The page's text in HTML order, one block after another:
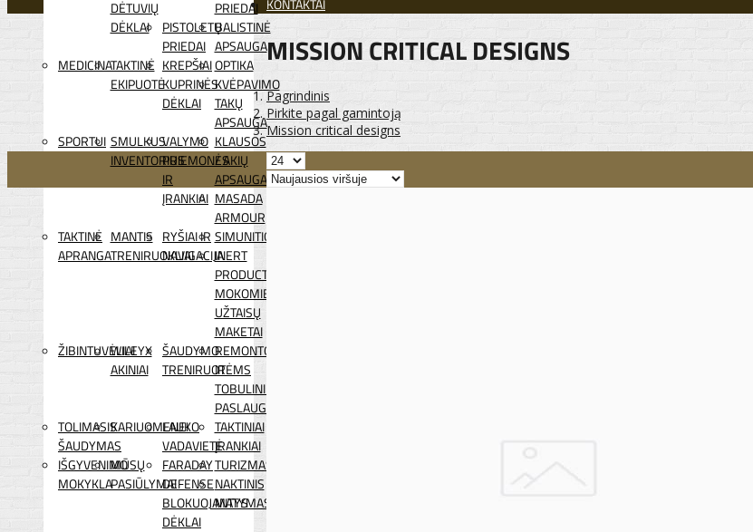
DĖTUVIŲ
DĖKLAI
PRIEDAI
PISTOLETŲ
PRIEDAI
BALISTINĖ
APSAUGA
MEDICINATAKTINĖ
EKIPUOTĖ
KREPŠIAI
KUPRINĖS
DĖKLAI
OPTIKA
KVĖPAVIMO
TAKŲ
APSAUGA
SPORTUI SMULKUS
INVENTORIUS
VALYMO
PRIEMONĖS
IR
ĮRANKIAI
KLAUSOS
/ AKIŲ
APSAUGA
MASADA
ARMOUR
TAKTINĖ
APRANGA
MANTIS
TRENIRUOKLIAI
RYŠIAI IR
NAVIGACIJA
SIMUNITION
INERT
PRODUCTS
MOKOMIEJI
UŽTAISŲ
MAKETAI
ŽIBINTUVĖLIAI
WILEYX
AKINIAI
ŠAUDYMO
TRENIRUOTĖMS
REMONTO
IR
TOBULINIMO
PASLAUGOS
TOLIMASIS
ŠAUDYMAS
KARIUOMENEI
LAUKO
VADAVIETĖ
TAKTINIAI
ĮRANKIAI
IŠGYVENIMO
MOKYKLA
MŪSŲ
PASIŪLYMAI
FARADAY
DEFENSE
BLOKUOJANTYS
DĖKLAI
TURIZMAS
NAKTINIS
MATYMAS
KONTAKTAI
MISSION CRITICAL DESIGNS
Pagrindinis
Pirkite pagal gamintoją
Mission critical designs